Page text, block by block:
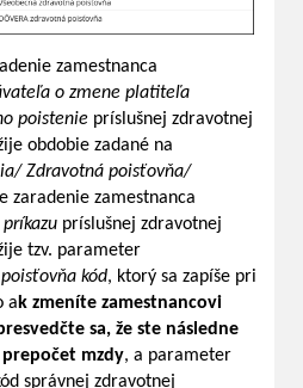
zamestnanca
o zmene platiteľa
poistenie príslušnej zdravotnej
obdobie zadané na
Zdravotná poisťovňa/
zaradenie zamestnanca
príslušnej zdravotnej
tzv. parameter
kód, ktorý sa zapíše pri
ak zmeníte zamestnancovi
sa, že ste následne
prepočet mzdy, a parameter
správnej zdravotnej